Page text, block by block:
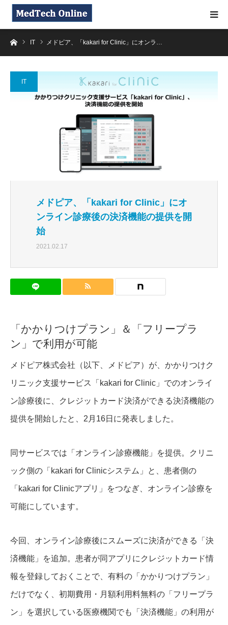
ホーム
IT メドピア、「kakari for Clinic」にオンラ…
IT
メドピア、「kakari for Clinic」にオ
ンライン診療後の決済機能の提供を開
始
2021.02.17
「かかりつけプラン」＆「フリープラ
ン」で利用が可能
メドピア株式会社（以下、メドピア）が、かかりつけク
リニック支援サービス「kakari for Clinic」でのオンライ
ン診療後に、クレジットカード決済ができる決済機能の
提供を開始したと、2月16日に発表しました。
同サービスでは「オンライン診療機能」を提供。クリニ
ック側の「kakari for Clinicシステム」と、患者側の
「kakari for Clinicアプリ」をつなぎ、オンライン診療を
可能にしています。
今回、オンライン診療後にスムーズに決済ができる「決
済機能」を追加。患者が同アプリにクレジットカード情
報を登録しておくことで、有料の「かかりつけプラン」
だけでなく、初期費用・月額利用料無料の「フリープラ
ン」を選択している医療機関でも「決済機能」の利用が